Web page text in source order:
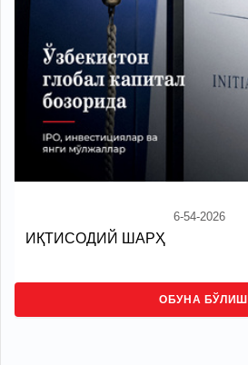
6-54-2026
ИҚТИСОДИЙ ШАРҲ
ОБУНА БЎЛИШ